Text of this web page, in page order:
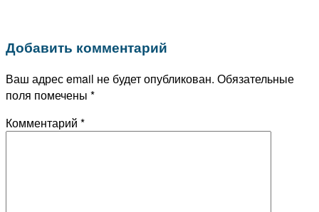
Добавить комментарий
Ваш адрес email не будет опубликован. Обязательные
поля помечены *
Комментарий *